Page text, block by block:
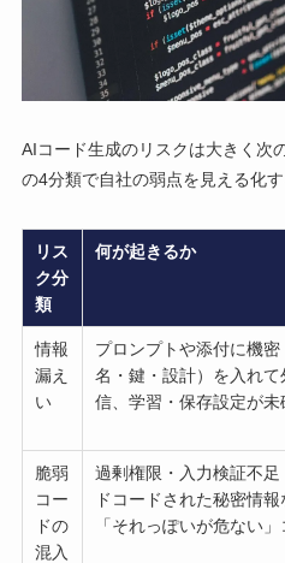
AIコード生成のリスクは大きく次
の4分類で自社の弱点を見える化す
リス
ク分
類
何が起きるか
情報
漏え
い
プロンプトや添付に機密
名・鍵・設計）を入れて
信、学習・保存設定が未
脆弱
コー
ドの
混入
過剰権限・入力検証不足
ドコードされた秘密情報
「それっぽいが危ない」